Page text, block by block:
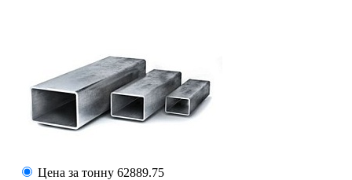
Цена за тонну 62889.75